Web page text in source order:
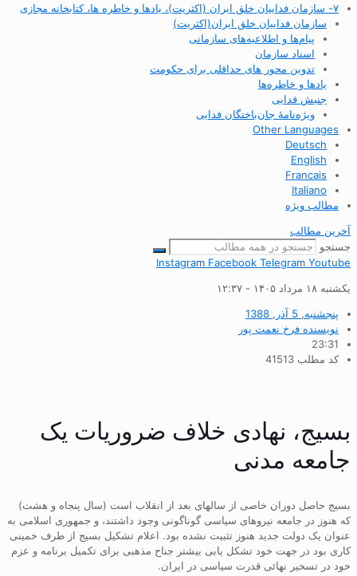
۷- سازمان فداییان خلق ایران (اکثریت)، یادها و خاطره ها، کتابخانه مجازی
سازمان فداییان خلق ایران(اکثریت)
پیام‌ها و اطلاعیه‌های سازمانی
اسناد سازمان
تدوین محور های حداقلی برای حکومت
یادها و خاطره‌ها
جنبش فدایی
ویژه‌نامهٔ جان‌باختگان فدایی
Other Languages
Deutsch
English
Francais
Italiano
مطالب ویژه
آخرین مطالب
جستجو
Instagram Facebook Telegram Youtube
یکشنبه ۱۸ مرداد ۱۴۰۵ - ۱۲:۳۷
پنجشنبه, 5 آذر, 1388
نویسنده فرخ نعمت پور
23:31
کد مطلب 41513
بسیج، نهادی خلاف ضروریات یک
جامعه مدنی
بسیج حاصل دوران خاصی از سالهای بعد از انقلاب است (سال پنجاه و هشت)
که هنوز در جامعه نیروهای سیاسی گوناگونی وجود داشتند، و جمهوری اسلامی به
عنوان یک دولت جدید هنوز تثبیت نشده بود. اعلام تشکیل بسیج از طرف خمینی
کاری بود در جهت خود تشکل یابی بیشتر جناح مذهبی برای تکمیل برنامه و عزم
خود در تسخیر نهائی قدرت سیاسی در ایران.